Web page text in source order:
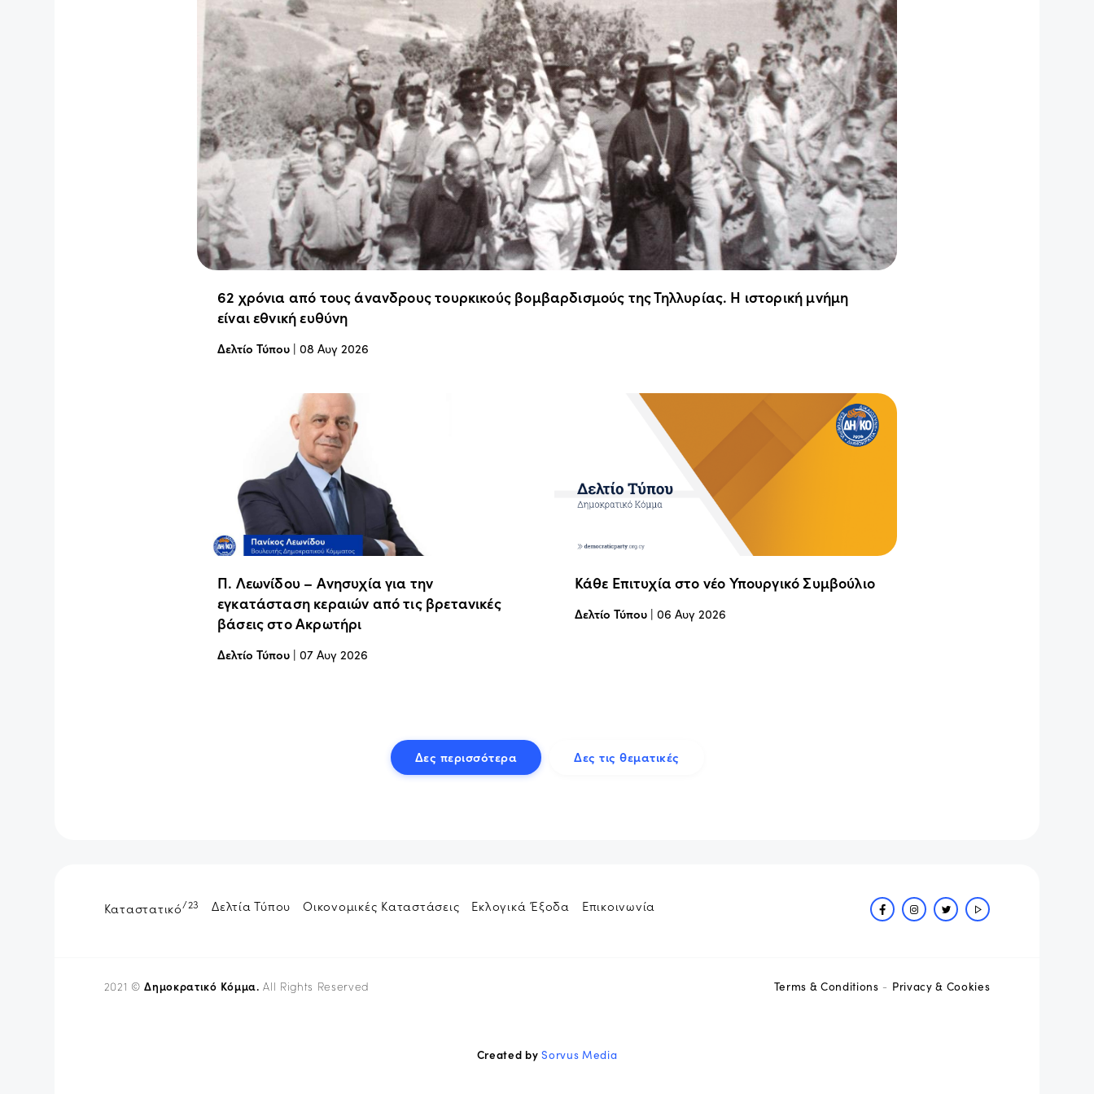
62 χρόνια από τους άνανδρους τουρκικούς βομβαρδισμούς της Τηλλυρίας. Η ιστορική μνήμη
είναι εθνική ευθύνη
Δελτίο Τύπου | 08 Αυγ 2026
Π. Λεωνίδου – Ανησυχία για την
εγκατάσταση κεραιών από τις βρετανικές
βάσεις στο Ακρωτήρι
Δελτίο Τύπου | 07 Αυγ 2026
Κάθε Επιτυχία στο νέο Υπουργικό Συμβούλιο
Δελτίο Τύπου| 06 Αυγ 2026
Δες περισσότερα Δες τις θεματικές
Καταστατικό/23 Δελτία Τύπου Οικονομικές Καταστάσεις Εκλογικά Έξοδα Επικοινωνία
2021 ©Δημοκρατικό Κόμμα. All Rights Reserved Terms & Conditions - Privacy & Cookies
Created bySorvus Media